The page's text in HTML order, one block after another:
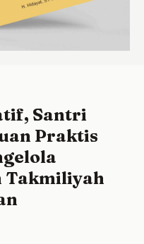
Santri
Praktis
Takmiliyah